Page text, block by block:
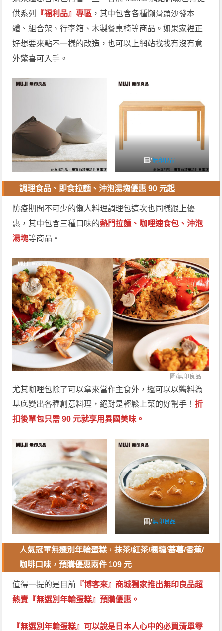
供系列
『福利品』專區 ，其中包含各種懶骨頭沙發本
體、組合架、行李箱、木製餐桌椅等商品。如果家裡正
好想要來點不一樣的改造，也可以上網站找找有沒有意
外驚喜可入手。
圖/無印良品
調理食品、即食拉麵、沖泡湯塊優惠 90 元起
防疫期間不可少的懶人料理調理包這次也同樣跟上優
惠，其中包含三種口味的熱門拉麵、咖哩速食包、沖泡
湯塊等商品。
圖/無印良品
尤其咖哩包除了可以拿來當作主食外，還可以以醬料為
基底變出各種創意料理，絕對是輕鬆上菜的好幫手！折
扣後單包只需 90 元就享用異國美味。
圖/無印良品
人氣冠軍無選別年輪蛋糕，抹茶/紅茶/楓糖/蕃薯/香蕉/
咖啡口味，預購優惠兩件 109 元
值得一提的是目前 『博客來』商城獨家推出無印良品超
熱賣『無選別年輪蛋糕』預購優惠。
『無選別年輪蛋糕』可以說是日本人心中的必買清單零